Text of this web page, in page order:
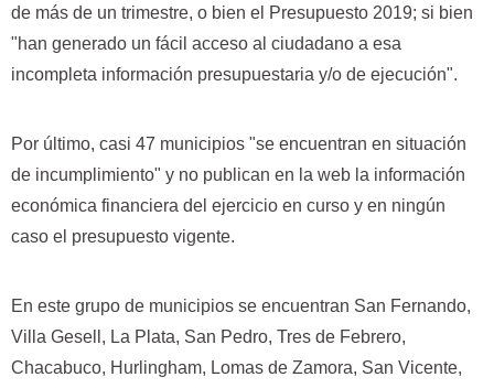
de más de un trimestre, o bien el Presupuesto 2019; si bien
"han generado un fácil acceso al ciudadano a esa
incompleta información presupuestaria y/o de ejecución".
Por último, casi 47 municipios "se encuentran en situación
de incumplimiento" y no publican en la web la información
económica financiera del ejercicio en curso y en ningún
caso el presupuesto vigente.
En este grupo de municipios se encuentran San Fernando,
Villa Gesell, La Plata, San Pedro, Tres de Febrero,
Chacabuco, Hurlingham, Lomas de Zamora, San Vicente,